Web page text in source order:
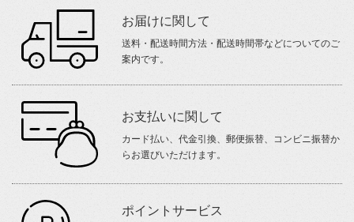
お届けに関して
送料・配送時間方法・配送時間帯などについてのご
案内です。
お支払いに関して
カード払い、代金引換、郵便振替、コンビニ振替か
らお選びいただけます。
ポイントサービス